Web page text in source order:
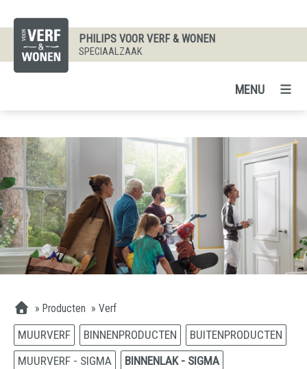
PHILIPS VOOR VERF & WONEN
SPECIAALZAAK
MENU
» Producten »Verf
MUURVERF BINNENPRODUCTEN
BUITENPRODUCTEN
MUURVERF - SIGMA
BINNENLAK - SIGMA